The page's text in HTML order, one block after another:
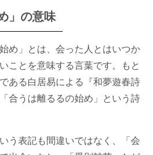
」の意味
め」とは、会った人とはいつか
ことを意味する言葉です。もと
ある白居易による『和夢遊春詩
合うは離るるの始め」という詩
う表記も間違いではなく、「会